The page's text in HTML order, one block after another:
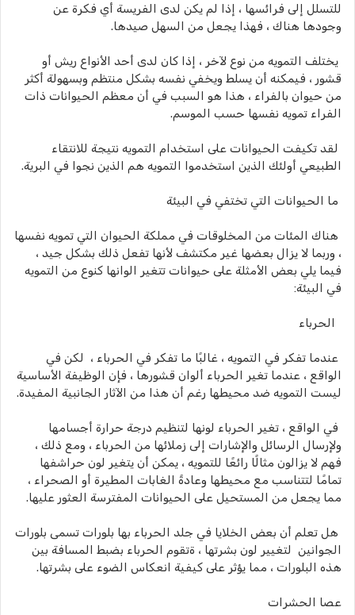
للتسلل إلى فرائسها ، إذا لم يكن لدى الفريسة أي فكرة عن
وجودها هناك ، فهذا يجعل من السهل صيدها.
يختلف التمويه من نوع لآخر ، إذا كان لدى أحد الأنواع ريش أو
قشور ، فيمكنه أن يسلط ويخفي نفسه بشكل منتظم وبسهولة أكثر
من حيوان بالفراء ، هذا هو السبب في أن معظم الحيوانات ذات
الفراء تمويه نفسها حسب الموسم.
لقد تكيفت الحيوانات على استخدام التمويه نتيجة للانتقاء
الطبيعي أولئك الذين استخدموا التمويه هم الذين نجوا في البرية.
ما الحيوانات التي تختفي في البيئة
هناك المئات من المخلوقات في مملكة الحيوان التي تمويه نفسها
، وربما لا يزال بعضها غير مكتشف لأنها تفعل ذلك بشكل جيد ،
فيما يلي بعض الأمثلة على حيوانات تتغير الوانها كنوع من التمويه
في البيئة:
الحرباء
عندما تفكر في التمويه ، غالبًا ما تفكر في الحرباء ، لكن في
الواقع ، عندما تغير الحرباء ألوان قشورها ، فإن الوظيفة الأساسية
ليست التمويه ضد محيطها رغم أن هذا من الآثار الجانبية المفيدة.
في الواقع ، تغير الحرباء لونها لتنظيم درجة حرارة أجسامها
ولإرسال الرسائل والإشارات إلى زملائها من الحرباء ، ومع ذلك ،
فهم لا يزالون مثالًا رائعًا للتمويه ، يمكن أن يتغير لون حراشفها
تمامًا لتتناسب مع محيطها وعادةً الغابات المطيرة أو الصحراء ،
مما يجعل من المستحيل على الحيوانات المفترسة العثور عليها.
هل تعلم أن بعض الخلايا في جلد الحرباء بها بلورات تسمى بلورات
الجوانين لتغيير لون بشرتها ، ةتقوم الحرباء بضبط المسافة بين
هذه البلورات ، مما يؤثر على كيفية انعكاس الضوء على بشرتها.
عصا الحشرات